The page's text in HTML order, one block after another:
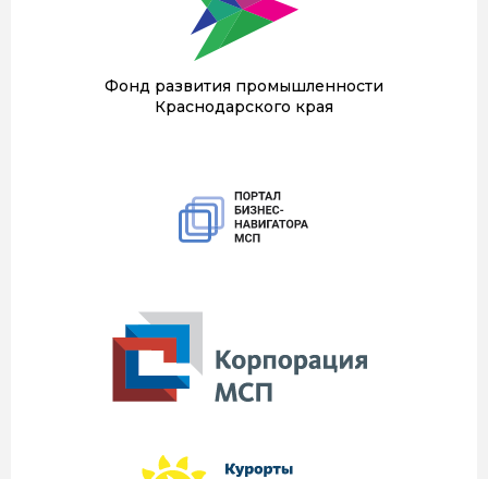
Фонд развития промышленности
Краснодарского края